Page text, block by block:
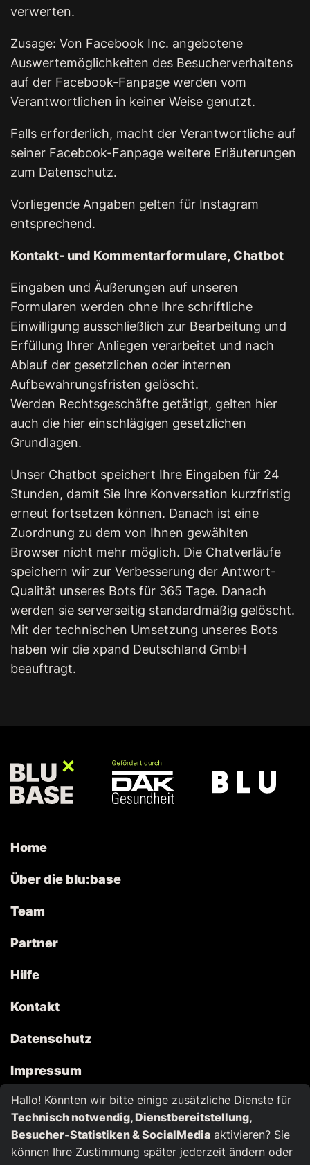
verwerten.
Zusage: Von Facebook Inc. angebotene
Auswertemöglichkeiten des Besucherverhaltens
auf der Facebook-Fanpage werden vom
Verantwortlichen in keiner Weise genutzt.
Falls erforderlich, macht der Verantwortliche auf
seiner Facebook-Fanpage weitere Erläuterungen
zum Datenschutz.
Vorliegende Angaben gelten für Instagram
entsprechend.
Kontakt- und Kommentarformulare, Chatbot
Eingaben und Äußerungen auf unseren
Formularen werden ohne Ihre schriftliche
Einwilligung ausschließlich zur Bearbeitung und
Erfüllung Ihrer Anliegen verarbeitet und nach
Ablauf der gesetzlichen oder internen
Aufbewahrungsfristen gelöscht.
Werden Rechtsgeschäfte getätigt, gelten hier
auch die hier einschlägigen gesetzlichen
Grundlagen.
Unser Chatbot speichert Ihre Eingaben für 24
Stunden, damit Sie Ihre Konversation kurzfristig
erneut fortsetzen können. Danach ist eine
Zuordnung zu dem von Ihnen gewählten
Browser nicht mehr möglich. Die Chatverläufe
speichern wir zur Verbesserung der Antwort-
Qualität unseres Bots für 365 Tage. Danach
werden sie serverseitig standardmäßig gelöscht.
Mit der technischen Umsetzung unseres Bots
haben wir die xpand Deutschland GmbH
beauftragt.
Home
Über die blu:base
Team
Partner
Hilfe
Kontakt
Datenschutz
Impressum
Cookies
Hallo! Könnten wir bitte einige zusätzliche Dienste für
Technisch notwendig, Dienstbereitstellung,
Besucher-Statistiken & SocialMedia aktivieren? Sie
können Ihre Zustimmung später jederzeit ändern oder